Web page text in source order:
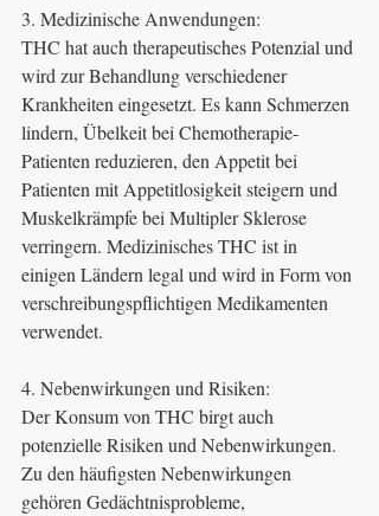
3. Medizinische Anwendungen:
THC hat auch therapeutisches Potenzial und
wird zur Behandlung verschiedener
Krankheiten eingesetzt. Es kann Schmerzen
lindern, Übelkeit bei Chemotherapie-
Patienten reduzieren, den Appetit bei
Patienten mit Appetitlosigkeit steigern und
Muskelkrämpfe bei Multipler Sklerose
verringern. Medizinisches THC ist in
einigen Ländern legal und wird in Form von
verschreibungspflichtigen Medikamenten
verwendet.
4. Nebenwirkungen und Risiken:
Der Konsum von THC birgt auch
potenzielle Risiken und Nebenwirkungen.
Zu den häufigsten Nebenwirkungen
gehören Gedächtnisprobleme,